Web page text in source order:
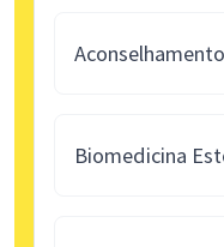
Biomedicina